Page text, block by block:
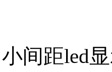
小间距led